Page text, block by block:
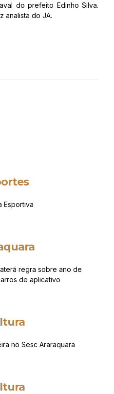
do prefeito Edinho Silva.
analista do JA.
Esportiva
regra sobre ano de
de aplicativo
no Sesc Araraquara